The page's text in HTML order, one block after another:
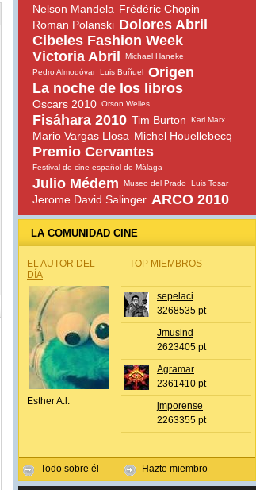
Nelson Mandela Frédéric Chopin
Roman Polanski Dolores Abril
Cibeles Fashion Week
Victoria Abril
Michael Haneke
Pedro Almodóvar Luis Buñuel Origen
La noche de los libros
Oscars 2010 Orson Welles
Fisáhara 2010 Tim Burton Karl Marx
Mario Vargas Llosa Michel Houellebecq
Premio Cervantes
Festival de cine español de Málaga
Julio Médem Museo del Prado Luis Tosar
Jerome David Salinger ARCO 2010
LA COMUNIDAD CINE
EL AUTOR DEL
DÍA
Esther A.l.
Todo sobre él
TOP MIEMBROS
sepelaci
3268535 pt
Jmusind
2623405 pt
Agramar
2361410 pt
jmporense
2263355 pt
Hazte miembro